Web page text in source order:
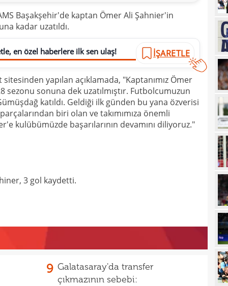
Başakşehir'de kaptan Ömer Ali Şahnier'in
kadar uzatıldı.
en özel haberlere ilk sen ulaş! İŞARETLE
yapılan açıklamada, "Kaptanımız Ömer
sezonu sonuna dek uzatılmıştır. Futbolcumuzun
katıldı. Geldiği ilk günden bu yana özverisi
biri olan ve takımımıza önemli
kulübümüzde başarılarının devamını diliyoruz."
3 gol kaydetti.
9 Galatasaray'da transfer
çıkmazının sebebi: